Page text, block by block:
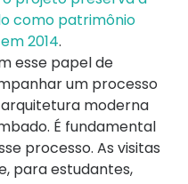
como patrimônio
2014.
esse papel de
um processo
moderna
É fundamental
processo. As visitas
para estudantes,